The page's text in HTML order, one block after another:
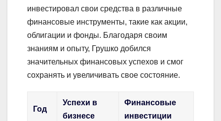
инвестировал свои средства в различные
финансовые инструменты, такие как акции,
облигации и фонды. Благодаря своим
знаниям и опыту, Грушко добился
значительных финансовых успехов и смог
сохранять и увеличивать свое состояние.
Год
Успехи в
бизнесе
Финансовые
инвестиции